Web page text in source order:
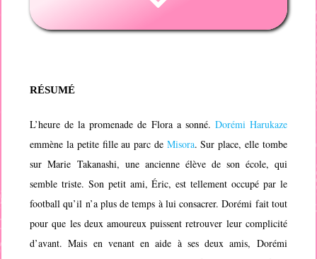
RÉSUMÉ
L’heure de la promenade de Flora a sonné. Dorémi Harukaze
emmène la petite fille au parc de Misora. Sur place, elle tombe
sur Marie Takanashi, une ancienne élève de son école, qui
semble triste. Son petit ami, Éric, est tellement occupé par le
football qu’il n’a plus de temps à lui consacrer. Dorémi fait tout
pour que les deux amoureux puissent retrouver leur complicité
d’avant. Mais en venant en aide à ses deux amis, Dorémi